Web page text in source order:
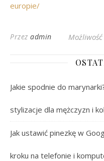
europie/
Przez admin
Jakie spodnie do
stylizacje dla mężczyzn i
Jak ustawić pinezkę w
kroku na telefonie i